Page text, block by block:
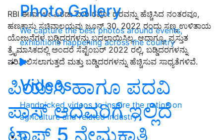
Photo Gallery
We capture the best photos around events,
exhibitions happening across the country
Videos
Handpicked videos to inspire the nation on
agriculture and related industry
RBI ಈಗಾಗಲೇ ಎರಡು ಬಾರಿ ರೆಪೋ ದರವನ್ನು ಹೆಚ್ಚಿಸಿದ ನಂತರವೂ,
ಹಣಕಾಸು ಸಚಿವಾಲಯವು ಜೂನ್ 30, 2022 ರಂದು ಸಣ್ಣ ಉಳಿತಾಯ
ಯೋಜನೆಗಳ ಬಡ್ಡಿದರಗಳನ್ನು ಬದಲಾಯಿಸಿಲ್ಲ. ಆದಾಗ್ಯೂ, ಪ್ರಸ್ತುತ
ತ್ರೈಮಾಸಿಕದಲ್ಲಿ ಅಂದರೆ ಸೆಪ್ಟೆಂಬರ್ 2022 ರಲ್ಲಿ, ಬಡ್ಡಿದರಗಳನ್ನು
ಪರಿಶೀಲಿಸಲಾಗುತ್ತದೆ ಮತ್ತು ಬಡ್ಡಿದರಗಳನ್ನು ಹೆಚ್ಚಿಸುವ ಸಾಧ್ಯತೆಗಳಿವೆ.
ಪಿಯುಸಿ ಹಾಗೂ ಪದವಿ
ಪಾಸ್‌ ಆದವರಿಗೆ ಇಲ್ಲಿದೆ
ಟಾಪ್‌ 5 ನೇಮಕಾತಿ